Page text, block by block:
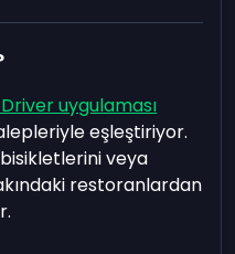
uygulaması
eşleştiriyor.
veya
restoranlardan